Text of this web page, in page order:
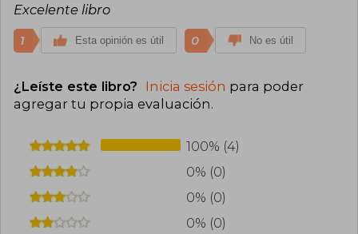
Excelente libro
1 Esta opinión es útil 0 No es útil
¿Leíste este libro? Inicia sesión para poder
agregar tu propia evaluación.
100% (4)
0% (0)
0% (0)
0% (0)